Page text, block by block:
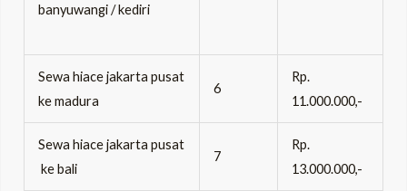
banyuwangi / kediri
Sewa hiace jakarta pusat
ke madura
6
Rp.
11.000.000,-
Sewa hiace jakarta pusat
ke bali
7
Rp.
13.000.000,-